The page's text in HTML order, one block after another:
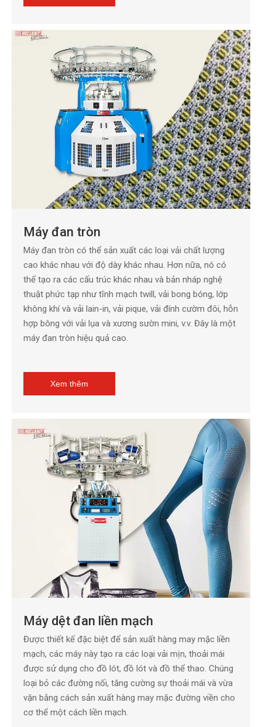
Máy đan tròn
Máy đan tròn có thể sản xuất các loại vải chất lượng
cao khác nhau với độ dày khác nhau. Hơn nữa, nó có
thể tạo ra các cấu trúc khác nhau và bản nháp nghệ
thuật phức tạp như tĩnh mạch twill, vải bong bóng, lớp
không khí và vải lain-in, vải pique, vải đính cườm đôi, hỗn
hợp bông với vải lụa và xương sườn mini, v.v. Đây là một
máy đan tròn hiệu quả cao.
Xem thêm
Máy dệt đan liền mạch
Được thiết kế đặc biệt để sản xuất hàng may mặc liền
mạch, các máy này tạo ra các loại vải mịn, thoải mái
được sử dụng cho đồ lót, đồ lót và đồ thể thao. Chúng
loại bỏ các đường nối, tăng cường sự thoải mái và vừa
vặn bằng cách sản xuất hàng may mặc đường viền cho
cơ thể một cách liền mạch.